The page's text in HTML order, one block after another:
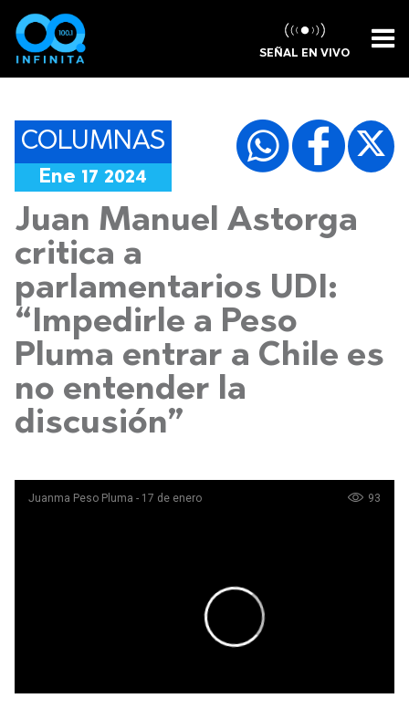
SEÑAL EN VIVO
COLUMNAS
Ene 17 2024
Juan Manuel Astorga
critica a
parlamentarios UDI:
“Impedirle a Peso
Pluma entrar a Chile es
no entender la
discusión”